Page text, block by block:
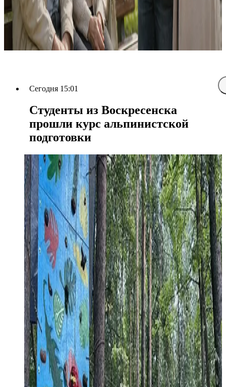
Сегодня 15:01
Студенты из Воскресенска
прошли курс альпинистской
подготовки